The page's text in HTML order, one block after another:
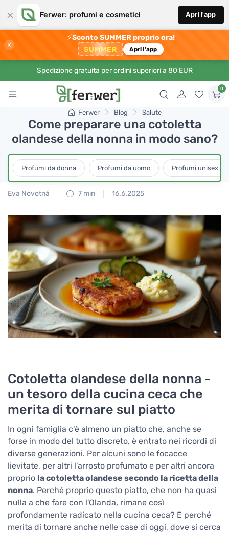
× Ferwer: profumi e cosmetici Apri l'app
×
⚡Sconto SUMMER proprio ora!
SUMMER Apri l'app
Spedizione gratuita per ordini superiori a 80 EUR
0
Ferwer Blog Salute
Come preparare una cotoletta
olandese della nonna in modo sano?
Profumi da donna Profumi da uomo Profumi unisex
Eva Novotná 7 min 16.6.2025
Cotoletta olandese della nonna -
un tesoro della cucina ceca che
merita di tornare sul piatto
In ogni famiglia c'è almeno un piatto che, anche se
forse in modo del tutto discreto, è entrato nei ricordi di
diverse generazioni. Per alcuni sono le focacce
lievitate, per altri l'arrosto profumato e per altri ancora
proprio la cotoletta olandese secondo la ricetta della
nonna. Perché proprio questo piatto, che non ha quasi
nulla a che fare con l'Olanda, rimane così
profondamente radicato nella cucina ceca? E perché
merita di tornare anche nelle case di oggi, dove si cerca